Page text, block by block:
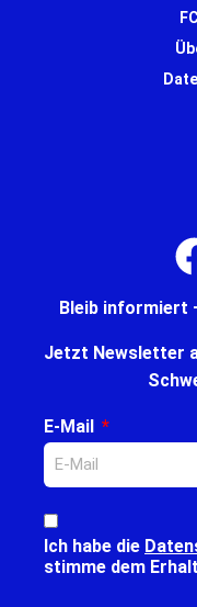
Bleib informiert
Jetzt Newsletter
E-Mail
Ich habe die
stimme dem